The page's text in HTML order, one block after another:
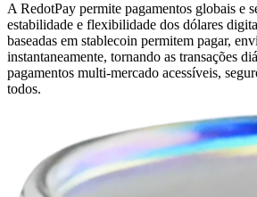
A RedotPay permite pagamentos globais e
estabilidade e flexibilidade dos dólares
baseadas em stablecoin permitem pagar,
instantaneamente, tornando as transações
pagamentos multi-mercado acessíveis,
todos.